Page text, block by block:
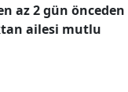
az 2 gün önceden
ailesi mutlu